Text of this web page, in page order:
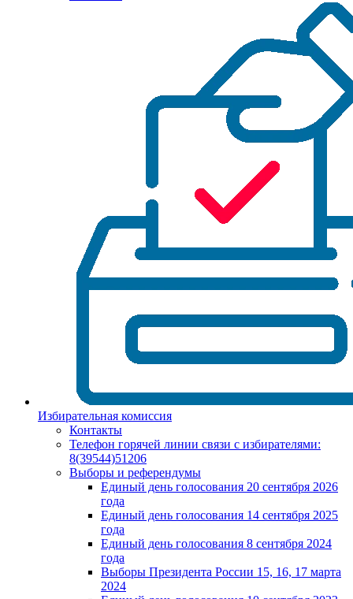
Избирательная комиссия
Контакты
Телефон горячей линии связи с избирателями:
8(39544)51206
Выборы и референдумы
Единый день голосования 20 сентября 2026
года
Единый день голосования 14 сентября 2025
года
Единый день голосования 8 сентября 2024
года
Выборы Президента России 15, 16, 17 марта
2024